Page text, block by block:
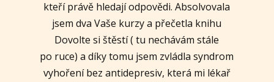
kteří právě hledají odpovědi. Absolvovala
jsem dva Vaše kurzy a přečetla knihu
Dovolte si štěstí ( tu nechávám stále
po ruce) a díky tomu jsem zvládla syndrom
vyhoření bez antidepresiv, která mi lékař